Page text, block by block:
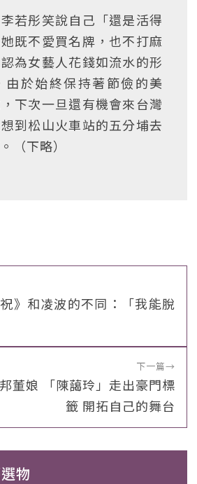
若彤笑說自己「還是活得
既不愛買名牌，也不打麻
為女藝人花錢如流水的形
由於始終保持著節儉的美
下次一旦還有機會來台灣
到松山火車站的五分埔去
（下略）
》和凌波的不同：「我能脫
下一篇→
董娘 「陳藹玲」走出豪門標
籤 開拓自己的舞台
物